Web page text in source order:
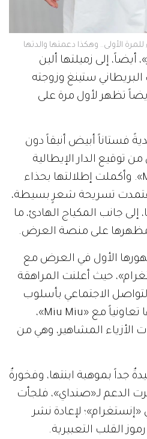
للمرة الأولى.. وهكذا دعمتها والدتها
إلى زميلتها ألين
البريطاني ستينغ وزوجته
تظهر لأول مرة على
فستاناً أبيض أنيقاً دون
توقيع الدار الإيطالية
صاحبة العرض «Miu Miu». وأكملت إطلالتها بحذاء
تسريحة شعرٍ بسيطة،
جانب المكياج الهادئ، ما
على منصة العرض.
الأول في العرض مع
حيث أعلنت المراهقة
الاجتماعي بأسلوب
أنيق، فكان أول منشور لها تعاونياً مع «Miu Miu»،
المشاهير، وهي من
جداً بموهبة ابنتها، وفخورةٌ
الدعم لـ«صنداي»، فلجأت
لإعادة نشر
القلب التعبيرية.